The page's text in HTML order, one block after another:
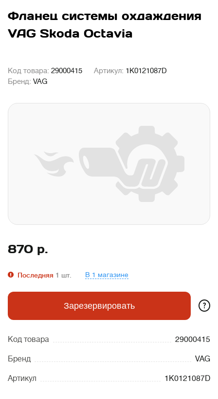
Фланец системы охдаждения
VAG Skoda Octavia
Код товара: 29000415 Артикул: 1K0121087D
Бренд: VAG
870 р.
Последняя 1 шт. В 1 магазине
Зарезервировать ?
Код товара 29000415
Бренд VAG
Артикул 1K0121087D